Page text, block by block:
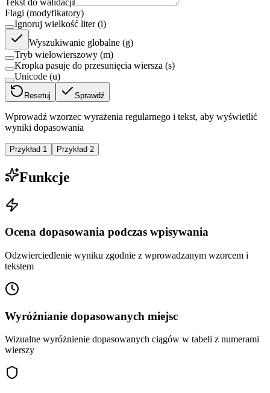
Flagi (modyfikatory)
Ignoruj wielkość liter (i)
Wyszukiwanie globalne (g)
Tryb wielowierszowy (m)
Kropka pasuje do przesunięcia wiersza (s)
Unicode (u)
Resetuj Sprawdź
Wprowadź wzorzec wyrażenia regularnego i tekst, aby wyświetlić
wyniki dopasowania
Przykład 1 Przykład 2
Funkcje
Ocena dopasowania podczas wpisywania
Odzwierciedlenie wyniku zgodnie z wprowadzanym wzorcem i
tekstem
Wyróżnianie dopasowanych miejsc
Wizualne wyróżnienie dopasowanych ciągów w tabeli z numerami
wierszy